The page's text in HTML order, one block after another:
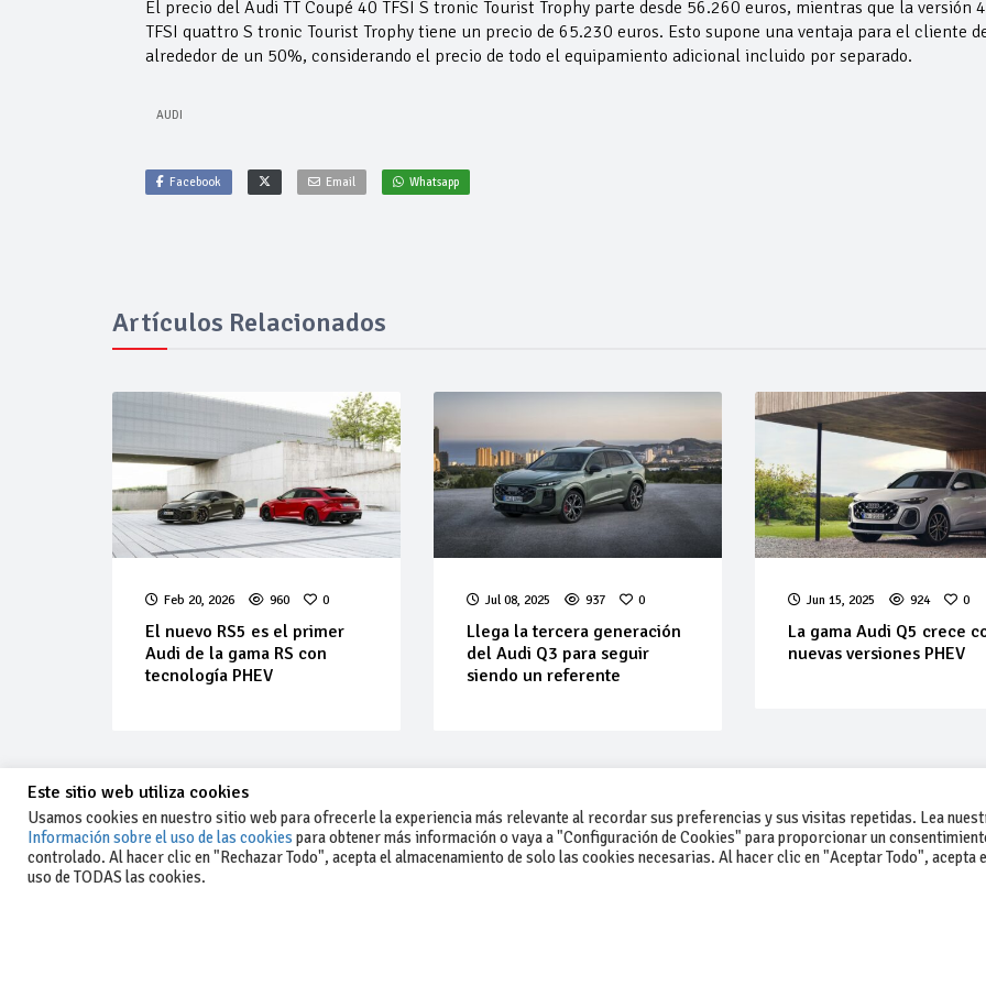
El precio del Audi TT Coupé 40 TFSI S tronic Tourist Trophy parte desde 56.260 euros, mientras que la versión
TFSI quattro S tronic Tourist Trophy tiene un precio de 65.230 euros. Esto supone una ventaja para el cliente
alrededor de un 50%, considerando el precio de todo el equipamiento adicional incluido por separado.
AUDI
Facebook Email Whatsapp
Artículos Relacionados
Feb 20, 2026 960 0
El nuevo RS5 es el primer
Audi de la gama RS con
tecnología PHEV
Jul 08, 2025 937 0
Llega la tercera generación
del Audi Q3 para seguir
siendo un referente
Jun 15, 2025 924 0
La gama Audi Q5 crece
nuevas versiones PHEV
-Aviso legal y condiciones generales
-Contacto
Este sitio web utiliza cookies
Usamos cookies en nuestro sitio web para ofrecerle la experiencia más relevante al recordar sus preferencias y sus visitas repetidas. Lea
Información sobre el uso de las cookies para obtener más información o vaya a "Configuración de Cookies" para proporcionar un
controlado. Al hacer clic en "Rechazar Todo", acepta el almacenamiento de solo las cookies necesarias. Al hacer clic en "Aceptar Todo", acepta
uso de TODAS las cookies.